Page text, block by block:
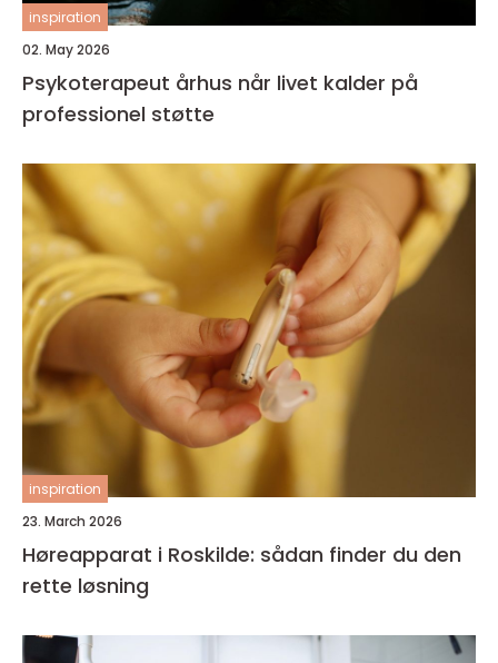
inspiration
02. May 2026
Psykoterapeut århus når livet kalder på
professionel støtte
inspiration
23. March 2026
Høreapparat i Roskilde: sådan finder du den
rette løsning